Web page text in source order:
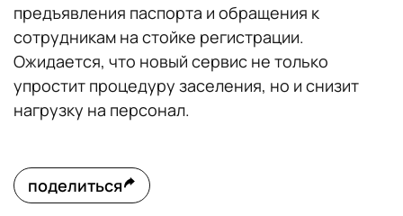
предъявления паспорта и обращения к
сотрудникам на стойке регистрации.
Ожидается, что новый сервис не только
упростит процедуру заселения, но и снизит
нагрузку на персонал.
поделиться